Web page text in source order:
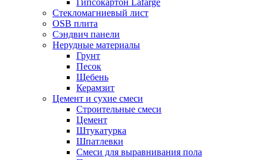
Стекломагниевый лист
OSB плита
Сэндвич панели
Нерудные материалы
Грунт
Песок
Щебень
Керамзит
Цемент и сухие смеси
Строительные смеси
Цемент
Штукатурка
Шпатлевки
Смеси для выравнивания пола